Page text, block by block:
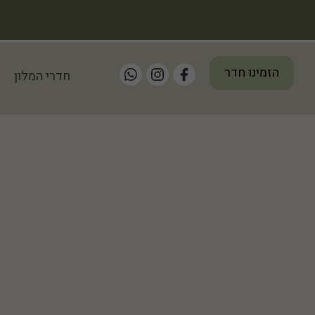
הזמינו חדר חדרי המלון